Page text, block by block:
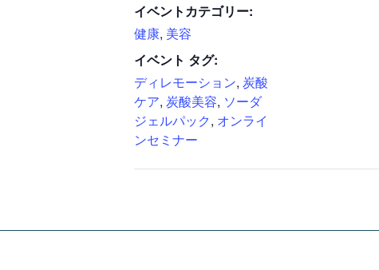
イベントカテゴリー:
健康, 美容
イベント タグ:
ディレモーション, 炭酸
ケア, 炭酸美容, ソーダ
ジェルパック, オンライ
ンセミナー